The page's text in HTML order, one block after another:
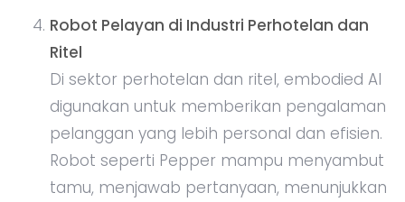
Robot Pelayan di Industri Perhotelan dan
Ritel
Di sektor perhotelan dan ritel, embodied AI
digunakan untuk memberikan pengalaman
pelanggan yang lebih personal dan efisien.
Robot seperti Pepper mampu menyambut
tamu, menjawab pertanyaan, menunjukkan